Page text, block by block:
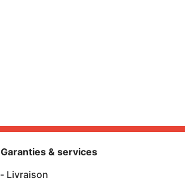
Garanties & services
Livraison